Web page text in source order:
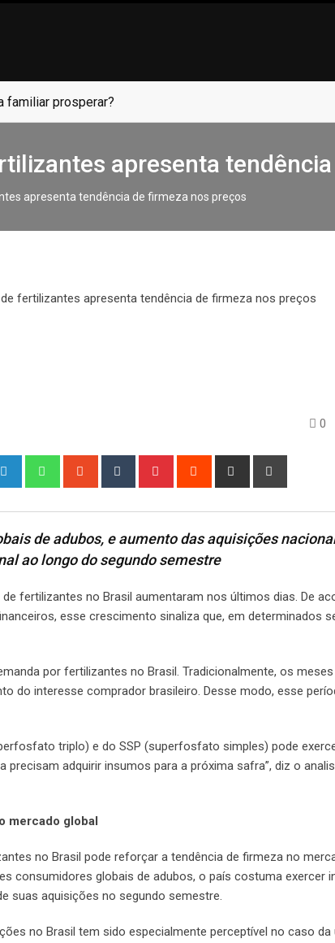
é sobrevivência corporativa
apresenta
apresenta tendência de firmeza nos preços
0
LinkedIn WhatsappStumbleUpon
Tumblr Pinterest Reddit
Share
de adubos, e aumento das aquisições
ao longo do segundo semestre
fertilizantes no Brasil aumentaram nos últimos dias. De
esse crescimento sinaliza que, em determinados
por fertilizantes no Brasil. Tradicionalmente, os
do interesse comprador brasileiro. Desse modo, esse
triplo) e do SSP (superfosfato simples) pode
adquirir insumos para a próxima safra”, diz o
mercado global
no Brasil pode reforçar a tendência de firmeza no
consumidores globais de adubos, o país costuma exercer
suas aquisições no segundo semestre.
no Brasil tem sido especialmente perceptível no caso da